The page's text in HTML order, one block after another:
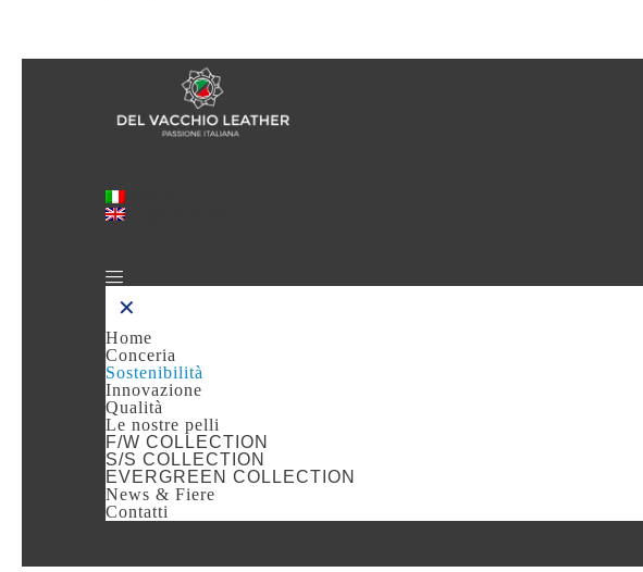
✕
Home
Conceria
Sostenibilità
Innovazione
Qualità
Le nostre pelli
F/W COLLECTION
S/S COLLECTION
EVERGREEN COLLECTION
News & Fiere
Contatti